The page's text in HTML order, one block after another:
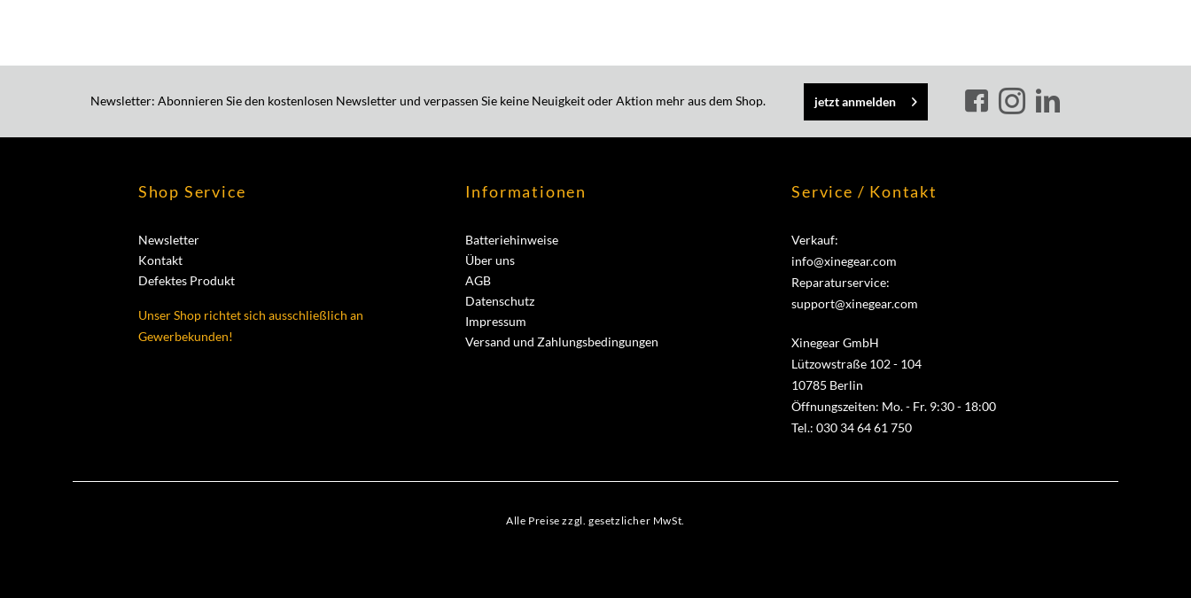
Newsletter: Abonnieren Sie den kostenlosen Newsletter und verpassen Sie keine Neuigkeit oder Aktion mehr aus dem Shop. jetzt anmelden
Shop Service
Newsletter
Kontakt
Defektes Produkt
Unser Shop richtet sich ausschließlich an
Gewerbekunden!
Informationen
Batteriehinweise
Über uns
AGB
Datenschutz
Impressum
Versand und Zahlungsbedingungen
Service / Kontakt
Verkauf:
info@xinegear.com
Reparaturservice:
support@xinegear.com
Xinegear GmbH
Lützowstraße 102 - 104
10785 Berlin
Öffnungszeiten: Mo. - Fr. 9:30 - 18:00
Tel.: 030 34 64 61 750
Alle Preise zzgl. gesetzlicher MwSt.